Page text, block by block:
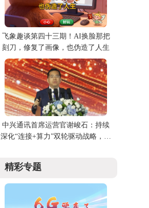
飞象趣谈第四十三期！AI换脸那把
刻刀，修复了画像，也伪造了人生
中兴通讯首席运营官谢峻石：持续
深化“连接+算力”双轮驱动战略，携
精彩专题